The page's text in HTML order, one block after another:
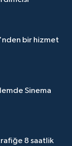
bir hizmet
Sinema
8 saatlik